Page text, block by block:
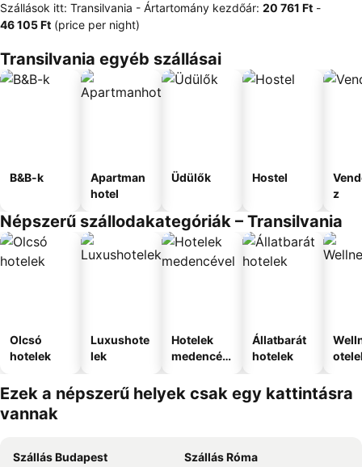
Szállások itt: Transilvania - Ártartomány kezdőár: ‎20 761 Ft -
‎46 105 Ft (price per night)
Transilvania egyéb szállásai
B&B-k
Apartman
hotel
Üdülők Hostel
z
Népszerű szállodakategóriák – Transilvania
Olcsó
hotelek
Luxushote
lek
Hotelek
medencév
Állatbarát
hotelek
Ezek a népszerű helyek csak egy kattintásra
vannak
Szállás Budapest
Szállás Róma